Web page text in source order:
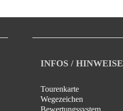
INFOS / HINWEISE
Tourenkarte
Wegezeichen
Bewertungssystem